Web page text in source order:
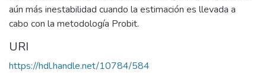
aún más inestabilidad cuando la estimación es llevada a
cabo con la metodología Probit.
URI
https://hdl.handle.net/10784/584